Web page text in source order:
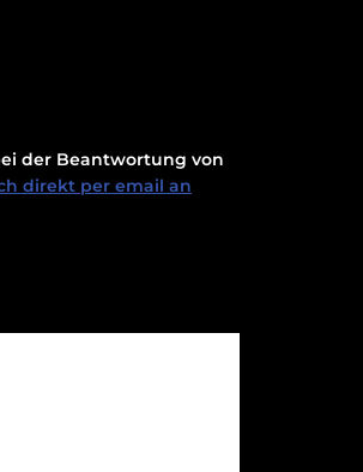
der Beantwortung von
direkt per email an